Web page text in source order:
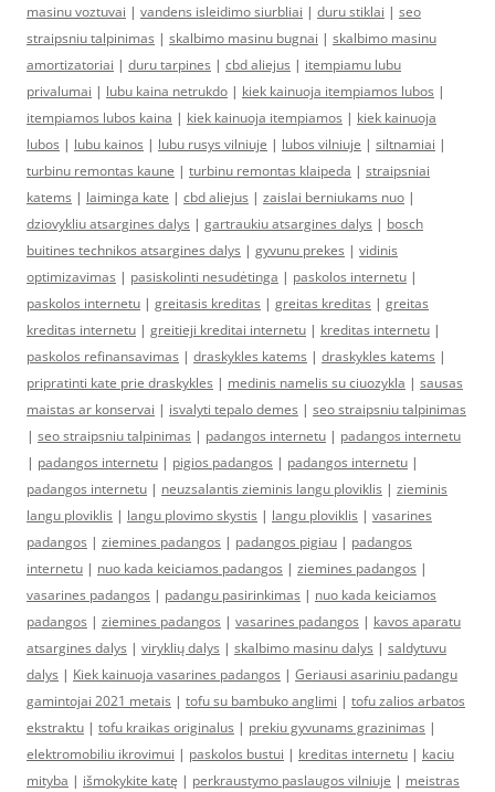
masinu voztuvai | vandens isleidimo siurbliai | duru stiklai | seo
straipsniu talpinimas | skalbimo masinu bugnai | skalbimo masinu
amortizatoriai | duru tarpines | cbd aliejus | itempiamu lubu
privalumai | lubu kaina netrukdo | kiek kainuoja itempiamos lubos |
itempiamos lubos kaina | kiek kainuoja itempiamos | kiek kainuoja
lubos | lubu kainos | lubu rusys vilniuje | lubos vilniuje | siltnamiai |
turbinu remontas kaune | turbinu remontas klaipeda | straipsniai
katems | laiminga kate | cbd aliejus | zaislai berniukams nuo |
dziovykliu atsargines dalys | gartraukiu atsargines dalys | bosch
buitines technikos atsargines dalys | gyvunu prekes | vidinis
optimizavimas | pasiskolinti nesudėtinga | paskolos internetu |
paskolos internetu | greitasis kreditas | greitas kreditas | greitas
kreditas internetu | greitieji kreditai internetu | kreditas internetu |
paskolos refinansavimas | draskykles katems | draskykles katems |
pripratinti kate prie draskykles | medinis namelis su ciuozykla | sausas
maistas ar konservai | isvalyti tepalo demes | seo straipsniu talpinimas
| seo straipsniu talpinimas | padangos internetu | padangos internetu
| padangos internetu | pigios padangos | padangos internetu |
padangos internetu | neuzsalantis zieminis langu ploviklis | zieminis
langu ploviklis | langu plovimo skystis | langu ploviklis | vasarines
padangos | ziemines padangos | padangos pigiau | padangos
internetu | nuo kada keiciamos padangos | ziemines padangos |
vasarines padangos | padangu pasirinkimas | nuo kada keiciamos
padangos | ziemines padangos | vasarines padangos | kavos aparatu
atsargines dalys | viryklių dalys | skalbimo masinu dalys | saldytuvu
dalys | Kiek kainuoja vasarines padangos | Geriausi asariniu padangu
gamintojai 2021 metais | tofu su bambuko anglimi | tofu zalios arbatos
ekstraktu | tofu kraikas originalus | prekiu gyvunams grazinimas |
elektromobiliu ikrovimui | paskolos bustui | kreditas internetu | kaciu
mityba | išmokykite katę | perkraustymo paslaugos vilniuje | meistras